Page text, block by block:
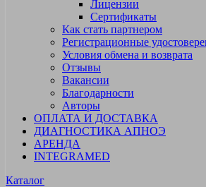
Лицензии
Сертификаты
Как стать партнером
Регистрационные
Условия обмена и возврата
Отзывы
Вакансии
Благодарности
Авторы
ОПЛАТА И ДОСТАВКА
ДИАГНОСТИКА АПНОЭ
АРЕНДА
INTEGRAMED
Каталог